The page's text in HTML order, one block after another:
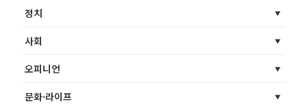
정치
사회
오피니언
문화·라이프